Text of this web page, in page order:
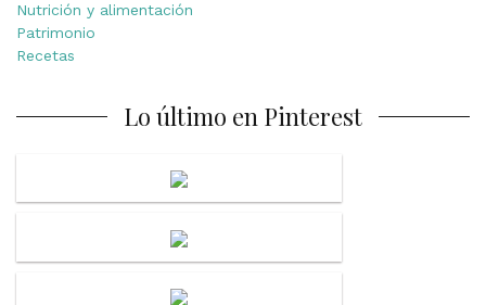
Nutrición y alimentación
Patrimonio
Recetas
Lo último en Pinterest